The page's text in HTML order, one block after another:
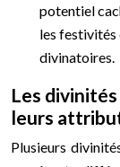
potentiel
les festivités
divinatoires.
Les
leurs
Plusieurs